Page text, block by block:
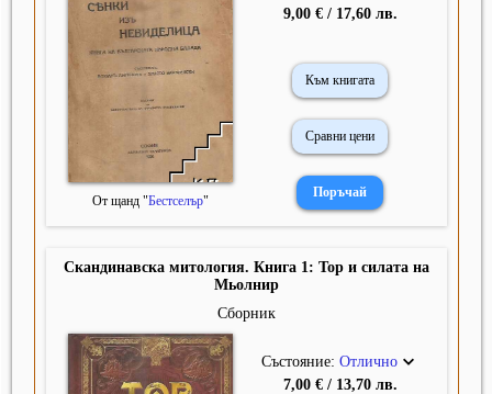
От щанд "Бестселър"
9,00 € / 17,60 лв.
Към книгата
Сравни цени
Скандинавска митология. Книга 1: Тор и силата на
Мьолнир
Сборник
Състояние: Отлично
7,00 € / 13,70 лв.